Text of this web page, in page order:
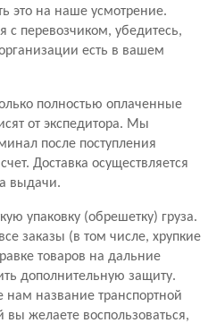
это на наше усмотрение.
с перевозчиком, убедитесь,
есть в вашем
полностью оплаченные
от экспедитора. Мы
после поступления
Доставка осуществляется
выдачи.
упаковку (обрешетку) груза.
заказы (в том числе, хрупкие
товаров на дальние
дополнительную защиту.
нам название транспортной
вы желаете воспользоваться,